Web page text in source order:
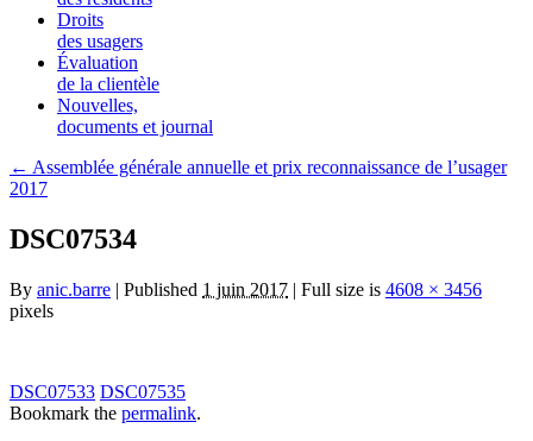
Droits
des usagers
Évaluation
de la clientèle
Nouvelles,
documents et journal
← Assemblée générale annuelle et prix reconnaissance de l’usager
2017
DSC07534
By anic.barre | Published 1 juin 2017 | Full size is 4608 × 3456
pixels
DSC07533 DSC07535
Bookmark the permalink.